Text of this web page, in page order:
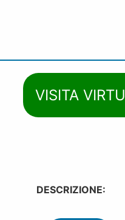
VISITA
DESCRIZIONE: